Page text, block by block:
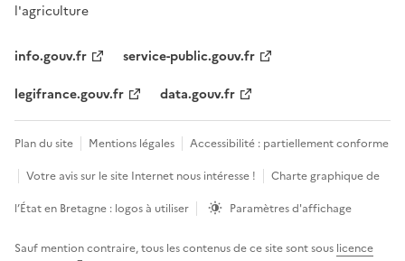
l'agriculture
info.gouv.fr
service-public.gouv.fr
legifrance.gouv.fr
data.gouv.fr
Plan du site Mentions légales
Accessibilité : partiellement conforme
Votre avis sur le site Internet nous intéresse !
Charte graphique de
l’État en Bretagne : logos à utiliser
Paramètres d'affichage
Sauf mention contraire, tous les contenus de ce site sont sous licence